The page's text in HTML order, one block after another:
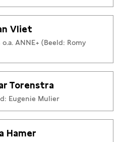
Vliet
ANNE+ (Beeld: Romy
Torenstra
Eugenie Mulier
Hamer